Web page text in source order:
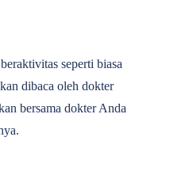
seperti biasa
dibaca oleh dokter
bersama dokter Anda